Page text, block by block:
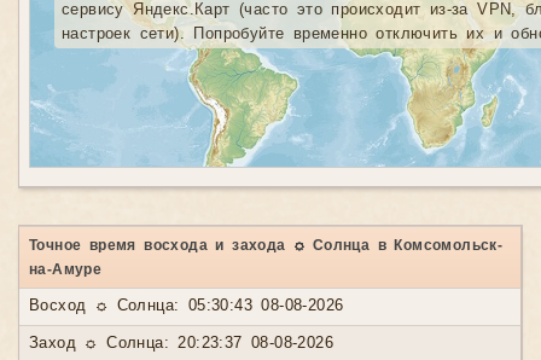
сервису Яндекс.Карт (часто это происходит из-за VPN,
настроек сети). Попробуйте временно отключить их и
Точное время восхода и захода ☼ Солнца в Комсомольск-
на-Амуре
Восход ☼ Солнца: 05:30:43 08-08-2026
Заход ☼ Солнца: 20:23:37 08-08-2026